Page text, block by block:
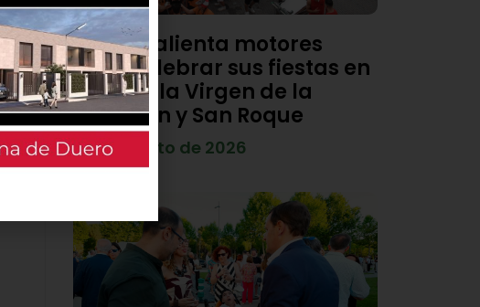
Viana calienta motores
para celebrar sus fiestas en
honor a la Virgen de la
Asunción y San Roque
4 de agosto de 2026